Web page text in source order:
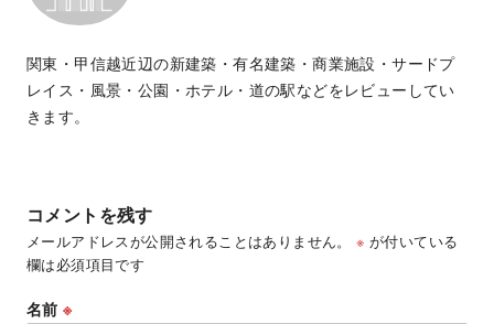
関東・甲信越近辺の新建築・有名建築・商業施設・サードプ
レイス・風景・公園・ホテル・道の駅などをレビューしてい
きます。
コメントを残す
メールアドレスが公開されることはありません。 ※ が付いている
欄は必須項目です
名前※